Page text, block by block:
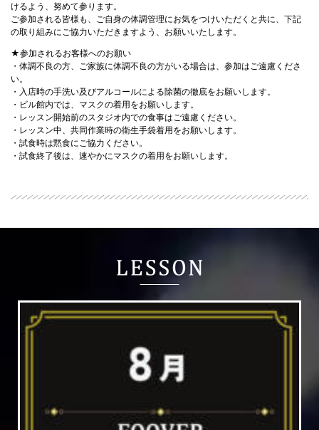
けるよう、努めて参ります。
ご参加される皆様も、ご自身の体調管理にお気をつけいただくと共に、下記
の取り組みにご協力いただきますよう、お願いいたします。
★参加されるお客様へのお願い
・体調不良の方、ご家族に体調不良の方がいる場合は、参加はご遠慮くださ
い。
・入店時の手洗い及びアルコールによる除菌の徹底をお願いします。
・ビル館内では、マスクの着用をお願いします。
・レッスン開始前のスタジオ内での食事はご遠慮ください。
・レッスン中、共同作業時の衛生手袋着用をお願いします。
・試食時は黙食にご協力ください。
・試食終了後は、速やかにマスクの着用をお願いします。